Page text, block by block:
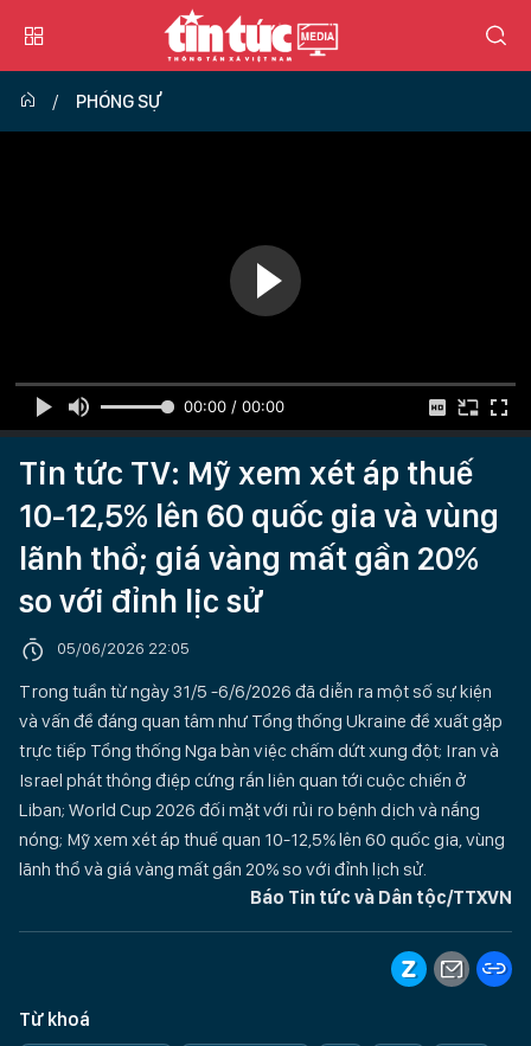
PHÓNG SỰ
00:00 / 00:00
Tin tức TV: Mỹ xem xét áp thuế
10-12,5% lên 60 quốc gia và vùng
lãnh thổ; giá vàng mất gần 20%
so với đỉnh lịc sử
05/06/2026 22:05
Trong tuần từ ngày 31/5 -6/6/2026 đã diễn ra một số sự kiện
và vấn đề đáng quan tâm như Tổng thống Ukraine đề xuất gặp
trực tiếp Tổng thống Nga bàn việc chấm dứt xung đột; Iran và
Israel phát thông điệp cứng rắn liên quan tới cuộc chiến ở
Liban; World Cup 2026 đối mặt với rủi ro bệnh dịch và nắng
nóng; Mỹ xem xét áp thuế quan 10-12,5% lên 60 quốc gia, vùng
lãnh thổ và giá vàng mất gần 20% so với đỉnh lịch sử.
Báo Tin tức và Dân tộc/TTXVN
Từ khoá